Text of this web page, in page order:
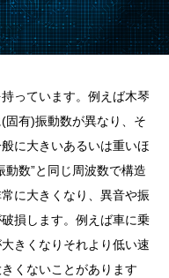
っています。例えば木琴
固有)振動数が異なり、そ
に大きいあるいは重いほ
動数”と同じ周波数で構造
に大きくなり、異音や振
損します。例えば車に乗
きくなりそれより低い速
くないことがあります